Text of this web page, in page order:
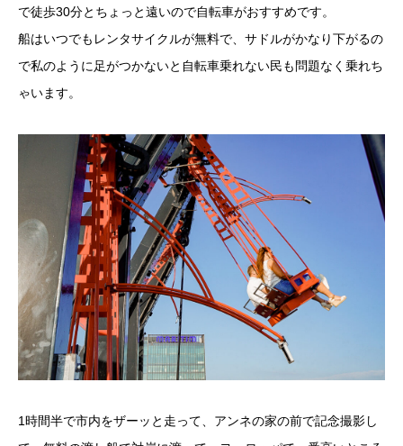
で徒歩30分とちょっと遠いので自転車がおすすめです。
船はいつでもレンタサイクルが無料で、サドルがかなり下がるの
で私のように足がつかないと自転車乗れない民も問題なく乗れち
ゃいます。
1時間半で市内をザーッと走って、アンネの家の前で記念撮影し